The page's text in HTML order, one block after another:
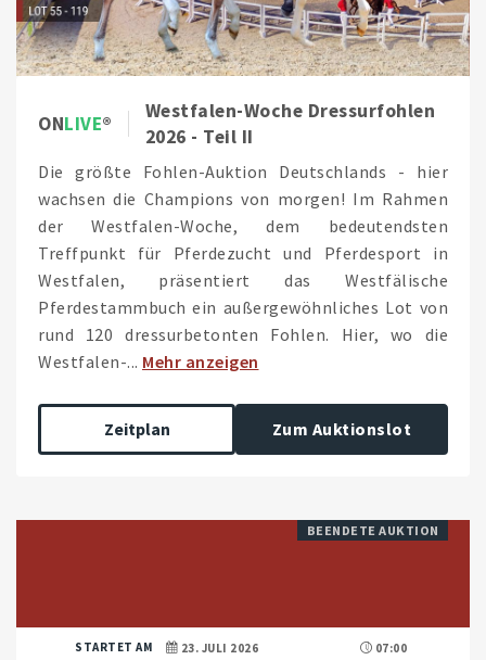
ONLIVE
Westfalen-Woche Dressurfohlen
2026 - Teil II
Die größte Fohlen-Auktion Deutschlands - hier
wachsen die Champions von morgen! Im Rahmen
der Westfalen-Woche, dem bedeutendsten
Treffpunkt für Pferdezucht und Pferdesport in
Westfalen, präsentiert das Westfälische
Pferdestammbuch ein außergewöhnliches Lot von
rund 120 dressurbetonten Fohlen. Hier, wo die
Westfalen-... Mehr anzeigen
Zeitplan Zum Auktionslot
BEENDETE AUKTION
STARTET AM 23. JULI 2026 07:00